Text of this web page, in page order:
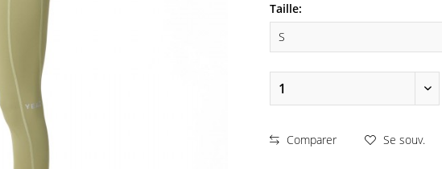
Taille:
Comparer Se souv.